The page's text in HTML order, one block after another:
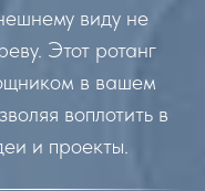
виду не
Этот ротанг
в вашем
воплотить в
и проекты.